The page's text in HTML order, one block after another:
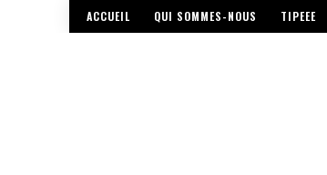
ACCUEIL QUI SOMMES-NOUS TIPEEE